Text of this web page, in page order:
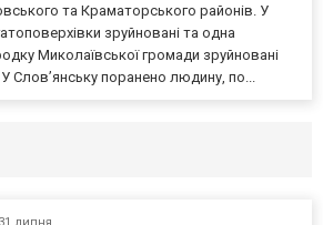
та Краматорського районів. У
зруйновані та одна
Миколаївської громади зруйновані
Слов’янську поранено людину, по...